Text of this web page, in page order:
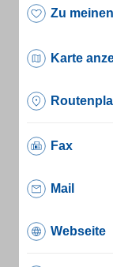
Zu
Karte
Fax
Mail
Webseite